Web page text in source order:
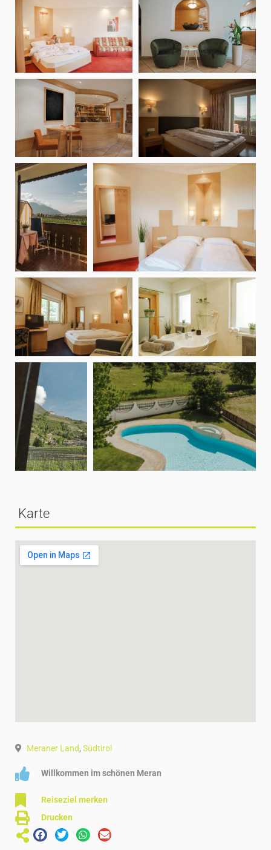
Karte
Meraner Land, Südtirol
Willkommen im schönen Meran
Reiseziel merken
Drucken